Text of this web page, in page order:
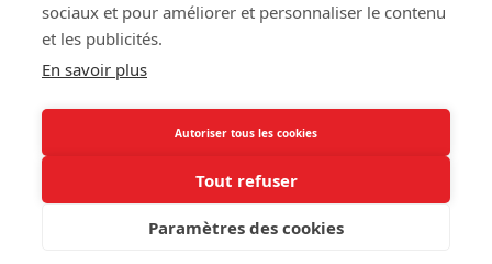
ACCES RAPIDE
INFORMATIONS
©Copyright 2017 - Mairie de Cagny Calvados -Politique de cookies
sociaux et pour améliorer et personnaliser le contenu
et les publicités.
En savoir plus
Autoriser tous les cookies
Tout refuser
Paramètres des cookies